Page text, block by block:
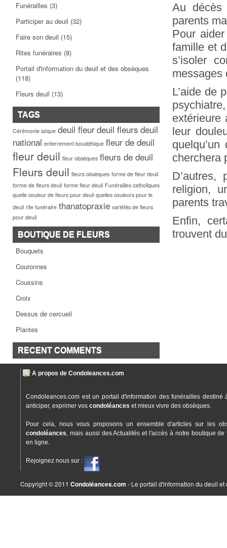
Funérailles (3)
Participer au deuil (32)
Faire son deuil (15)
Rites funéraires (8)
Portail d'information du deuil et des obsèques
(118)
Fleurs deuil (13)
TAGS
Cérémonie laïque deuil fleurdeuil fleurs deuil
national enterrement bouddhique fleur de deuil
fleur deuil fleur obsèques fleurs de deuil
Fleurs deuil fleurs obsèques forme de fleur deuil
forme de fleurs deuil forme fleur deuil Funérailles catholiques
quelle couleur de fleurs pour deuil quelles couleurs pour le
deuil rite funéraire thanatopraxie variétés de fleurs
pour deuil
BOUTIQUE DE FLEURS
Bouquets
Couronnes
Coussins
Croix
Dessus de cercueil
Plantes
RECENT COMMENTS
Au décès
parents
Pour
famille et
s’isoler
messages
L’aide de
extérieure
leur
cherchera
religion,
parents
Enfin,
trouvent
A propos de Condoleances.com
Condoleances.com est un portail d'information des funérailles destiné
anticiper, exprimer vos condoléances et mieux vivre des obsèques.
Pour cela, nous vous proposons un ensemble d'articles sur les
condoléances, mais aussi des Actualités et l'accès à notre boutique
en ligne.
Rejoignez nous sur :
Copyright © 2011 Condoléances.com - Le portail d'information du deuil et